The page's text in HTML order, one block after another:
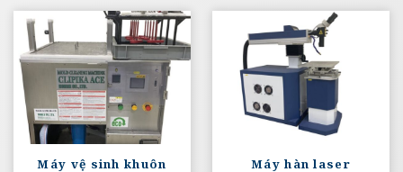
Máy vệ sinh khuôn Máy hàn laser